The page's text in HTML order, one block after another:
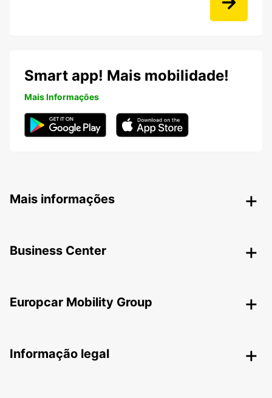
Smart app! Mais mobilidade!
Mais Informações
Mais informações
Business Center
Europcar Mobility Group
Informação legal